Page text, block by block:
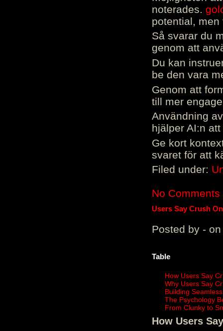
noterades.
potential, men
Så svarar du
genom att
Du kan
be den vara
Genom att
till mer
Användning
hjälper AI:n
Ge kort
svaret för att
Filed under:
No Comments
Users Say Crush
Posted by - on
Table
How Users Say
Why Users Say
Building
The Psychology
From Clunky to
How Users